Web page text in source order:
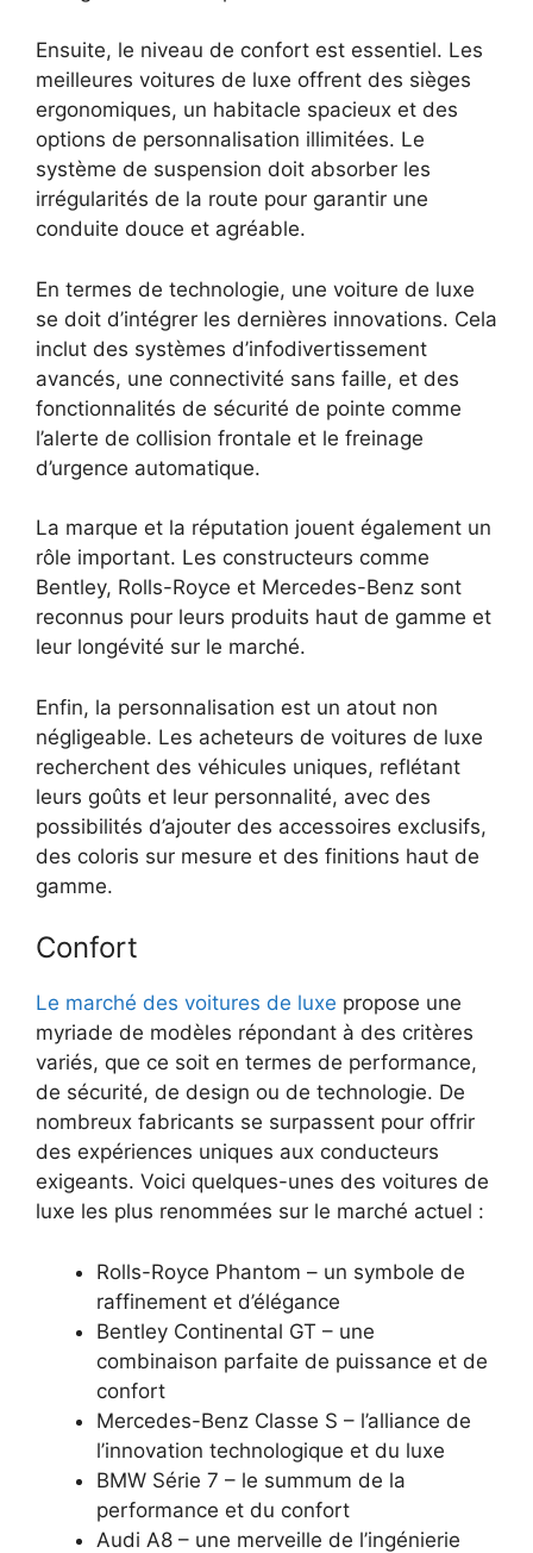
Ensuite, le niveau de confort est essentiel. Les
meilleures voitures de luxe offrent des sièges
ergonomiques, un habitacle spacieux et des
options de personnalisation illimitées. Le
système de suspension doit absorber les
irrégularités de la route pour garantir une
conduite douce et agréable.
En termes de technologie, une voiture de luxe
se doit d’intégrer les dernières innovations. Cela
inclut des systèmes d’infodivertissement
avancés, une connectivité sans faille, et des
fonctionnalités de sécurité de pointe comme
l’alerte de collision frontale et le freinage
d’urgence automatique.
La marque et la réputation jouent également un
rôle important. Les constructeurs comme
Bentley, Rolls-Royce et Mercedes-Benz sont
reconnus pour leurs produits haut de gamme et
leur longévité sur le marché.
Enfin, la personnalisation est un atout non
négligeable. Les acheteurs de voitures de luxe
recherchent des véhicules uniques, reflétant
leurs goûts et leur personnalité, avec des
possibilités d’ajouter des accessoires exclusifs,
des coloris sur mesure et des finitions haut de
gamme.
Confort
Le marché des voitures de luxe propose une
myriade de modèles répondant à des critères
variés, que ce soit en termes de performance,
de sécurité, de design ou de technologie. De
nombreux fabricants se surpassent pour offrir
des expériences uniques aux conducteurs
exigeants. Voici quelques-unes des voitures de
luxe les plus renommées sur le marché actuel :
Rolls-Royce Phantom – un symbole de
raffinement et d’élégance
Bentley Continental GT – une
combinaison parfaite de puissance et de
confort
Mercedes-Benz Classe S – l’alliance de
l’innovation technologique et du luxe
BMW Série 7 – le summum de la
performance et du confort
Audi A8 – une merveille de l’ingénierie